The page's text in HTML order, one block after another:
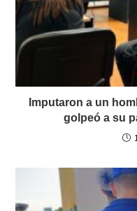
Imputaron a un
golpeó a su